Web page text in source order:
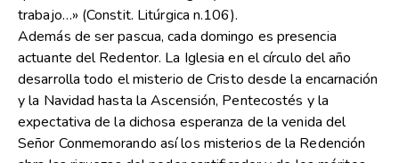
trabajo…» (Constit. Litúrgica n.106).
Además de ser pascua, cada domingo es presencia
actuante del Redentor. La Iglesia en el círculo del año
desarrolla todo el misterio de Cristo desde la encarnación
y la Navidad hasta la Ascensión, Pentecostés y la
expectativa de la dichosa esperanza de la venida del
Señor Conmemorando así los misterios de la Redención